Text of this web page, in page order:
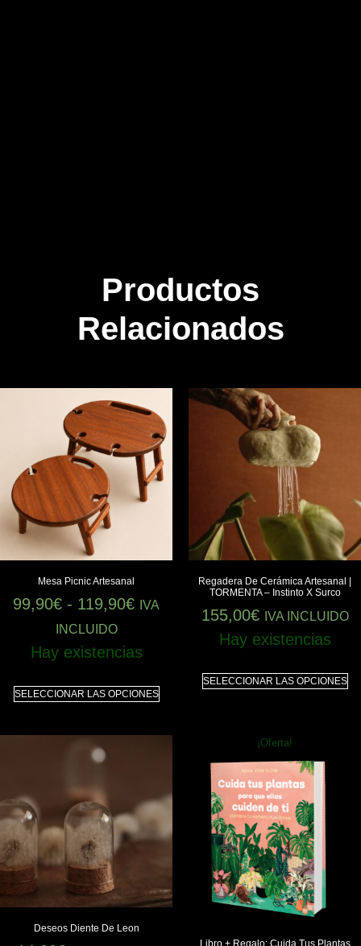
Productos
Relacionados
Mesa Picnic Artesanal
99,90€ - 119,90€ IVA
INCLUIDO
Hay existencias
SELECCIONAR LAS OPCIONES
Regadera De Cerámica Artesanal |
TORMENTA – Instinto X Surco
155,00€ IVA INCLUIDO
Hay existencias
SELECCIONAR LAS OPCIONES
Deseos Diente De Leon
¡Oferta!
Libro + Regalo: Cuida Tus Plantas